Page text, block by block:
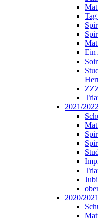
Ein
2021/2022
2020/2021